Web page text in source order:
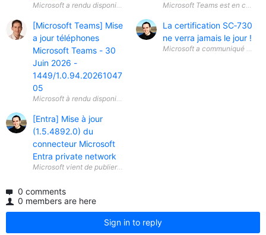
[Microsoft Teams] Mise
a jour téléphones
Microsoft Teams - 30
Juin 2026 -
1449/1.0.94.20261047
05
[Entra] Mise à jour
(1.5.4892.0) du
connecteur Microsoft
Entra private network
Microsoft vient de publier une mise à jour (1.5.4892.0) du
La certification SC‑730
ne verra jamais le jour !
Microsoft a communiqué une
0 comments
0 members are here
Sign in to reply